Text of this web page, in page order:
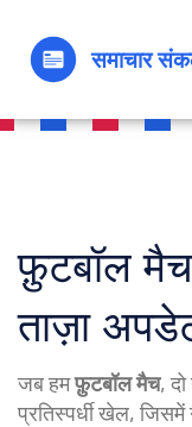
फ़ुटबॉल
ताज़ा
जब हमफ़ुटबॉल मैच,
प्रतिस्पर्धी खेल, जिसमें